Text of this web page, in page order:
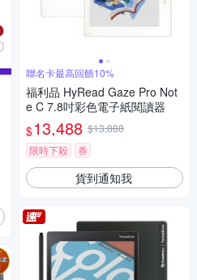
聯名卡最高回饋10%
福利品 HyRead Gaze Pro Not
e C 7.8吋彩色電子紙閱讀器
$13,488 $13,888
限時下殺
券
貨到通知我